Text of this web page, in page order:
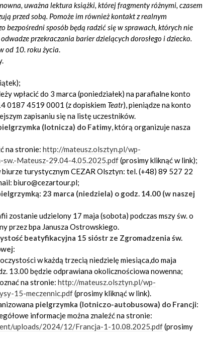
uważna lektura książki, której fragmenty różnymi, czasem
przed sobą. Pomoże im również kontakt z realnym
bezpośredni sposób będą radzić się w sprawach, których nie
przekraczania barier dzielących dorosłego i dziecko.
od 10. roku życia.
wpłacić do 3 marca (poniedziałek) na parafialne konto
0187 4519 0001 (z dopiskiem Teatr), pieniądze na konto
zapisaniu się na listę uczestników.
(lotnicza) do Fatimy, którą organizuje nasza
na stronie: http://mateusz.olsztyn.pl/wp-
Mateusz-29.04-4.05.2025.pdf(prosimy kliknąć w link);
turystycznym CEZAR Olsztyn: tel. (+48) 89 527 22
biuro@cezartour.pl;
23 marca (niedziela) o godz. 14.00 (w naszej
zostanie udzielony 17 maja (sobota) podczas mszy św. o
przez bpa Janusza Ostrowskiego.
beatyfikacyjna 15 sióstr ze Zgromadzenia św.
:
w każdą trzecią niedzielę miesiąca,do maja
13.00 będzie odprawiana okolicznościowa nowenna;
na stronie: http://mateusz.olsztyn.pl/wp-
15-meczennic.pdf(prosimy kliknąć w link).
pielgrzymka (lotniczo-autobusowa) do Francji:
informacje można znaleźć na stronie:
uploads/2024/12/Francja-1-10.08.2025.pdf(prosimy